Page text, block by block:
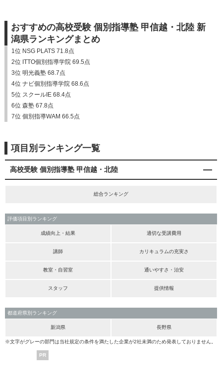
おすすめの高校受験 個別指導塾 甲信越・北陸 新
潟県ランキングまとめ
1位 NSG PLATS 71.8点
2位 ITTO個別指導学院 69.5点
3位 明光義塾 68.7点
4位 ナビ個別指導学院 68.6点
5位 スクールIE 68.4点
6位 森塾 67.8点
7位 個別指導WAM 66.5点
項目別ランキング一覧
高校受験 個別指導塾 甲信越・北陸
総合ランキング
評価項目別ランキング
成績向上・結果 適切な受講費用
講師 カリキュラムの充実さ
教室・自習室 通いやすさ・治安
スタッフ 提供情報
都道府県別ランキング
新潟県 長野県
※文字がグレーの部門は当社規定の条件を満たした企業が2社未満のため発表しておりません。
PR